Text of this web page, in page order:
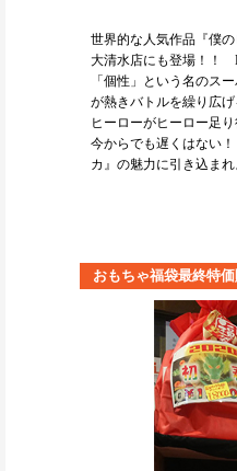
世界的な人気作品『僕
大清水店にも登場！
「個性」という名のス
が熱きバトルを繰り広げ
ヒーローがヒーロー足
今からでも遅くはない
カ』の魅力に引き込ま
おもちゃ福袋最終特価